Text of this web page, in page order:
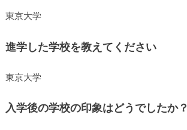
東京大学
進学した学校を教えてください
東京大学
入学後の学校の印象はどうでしたか？